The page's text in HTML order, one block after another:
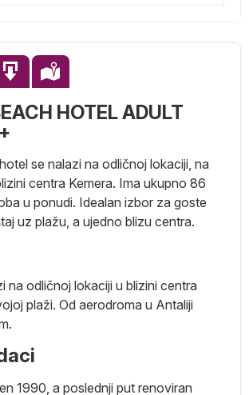
HOTEL ADULT
se nalazi na odličnoj lokaciji, na
centra Kemera. Ima ukupno 86
u ponudi. Idealan izbor za goste
uz plažu, a ujedno blizu centra.
na odličnoj lokaciji u blizini centra
plaži. Od aerodroma u Antaliji
1990, a poslednji put renoviran